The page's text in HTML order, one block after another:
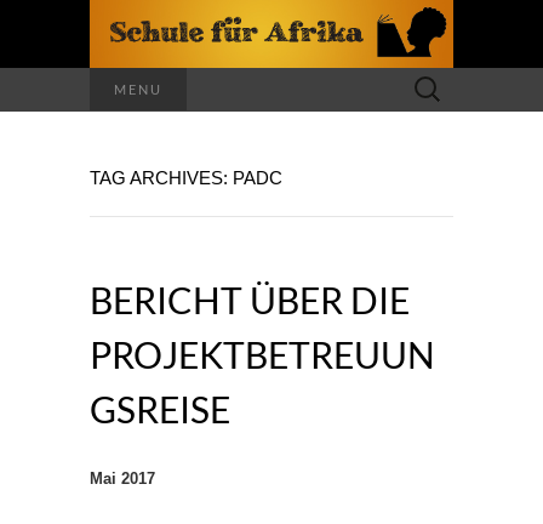
MENU
Suchen
nach:
TAG ARCHIVES: PADC
BERICHT ÜBER DIE
PROJEKTBETREUUN
GSREISE
Mai 2017